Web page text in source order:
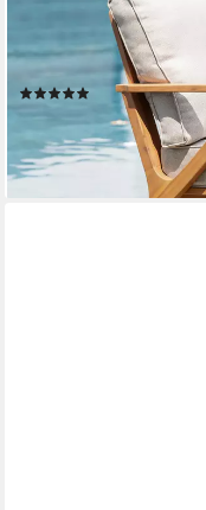
Gartensessel
inkl. Sitzkissen
ideal für Garten,
UVP299,00 €
-43%
lieferbar - in 3-4